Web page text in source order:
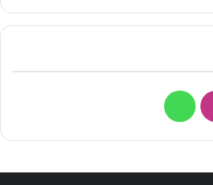
انستقرامواتساب